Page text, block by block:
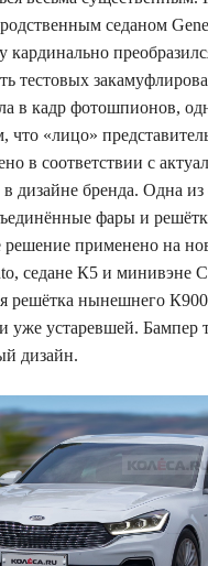
седаном
кардинально
тестовых
в кадр фотошпионов,
что «лицо»
в соответствии с
дизайне бренда. Одна
фары и
решение применено на
седане К5 и минивэне
решётка нынешнего
уже устаревшей. Бампер
дизайн.